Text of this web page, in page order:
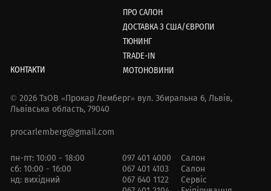
ПРО САЛОН
ДОСТАВКА З США/ЄВРОПИ
ТЮНИНГ
TRADE-IN
МОТОНОВИНИ
КОНТАКТИ
© 2026 ТзОВ «Прокар Лемберг» вул. Збиральна 6, Львів,
Львівська область, 79040
procarlemberg@gmail.com
пн-пт: 10:00 - 18:00
сб: 10:00 - 16:00
нд: вихідний
097 401 4000
Салон
067 401 4103
Салон
067 640 1122
Сервіс